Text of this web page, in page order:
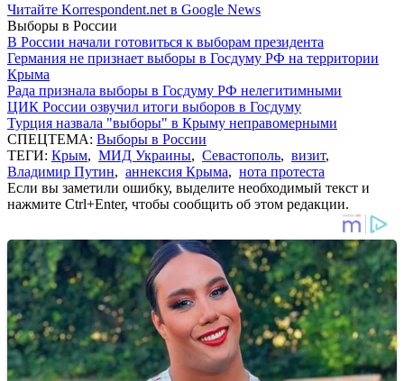
Читайте Korrespondent.net в Google News
Выборы в России
В России начали готовиться к выборам президента
Германия не признает выборы в Госдуму РФ на территории
Крыма
Рада признала выборы в Госдуму РФ нелегитимными
ЦИК России озвучил итоги выборов в Госдуму
Турция назвала "выборы" в Крыму неправомерными
СПЕЦТЕМА: Выборы в России
ТЕГИ: Крым, МИД Украины, Севастополь, визит,
Владимир Путин, аннексия Крыма, нота протеста
Если вы заметили ошибку, выделите необходимый текст и
нажмите Ctrl+Enter, чтобы сообщить об этом редакции.